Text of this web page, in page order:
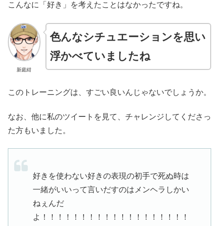
こんなに「好き」を考えたことはなかったですね。
新庭紺
色んなシチュエーションを思い
浮かべていましたね
このトレーニングは、すごい良いんじゃないでしょうか。
なお、他に私のツイートを見て、チャレンジしてくださっ
た方もいました。
好きを使わない好きの表現の初手で死ぬ時は
一緒がいいって言いだすのはメンヘラしかい
ねぇんだ
よ！！！！！！！！！！！！！！！！！！！